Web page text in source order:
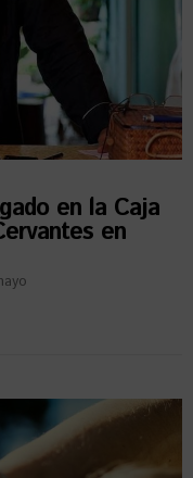
en la Caja
en